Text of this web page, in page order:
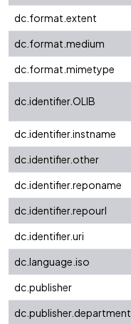
dc.format.extent
dc.format.medium
dc.format.mimetype
dc.identifier.OLIB
dc.identifier.instname
dc.identifier.other
dc.identifier.reponame
dc.identifier.repourl
dc.identifier.uri
dc.language.iso
dc.publisher
dc.publisher.department